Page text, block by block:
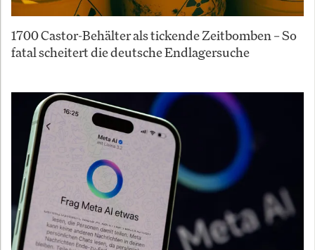
1700 Castor-Behälter als tickende Zeitbomben – So
fatal scheitert die deutsche Endlagersuche